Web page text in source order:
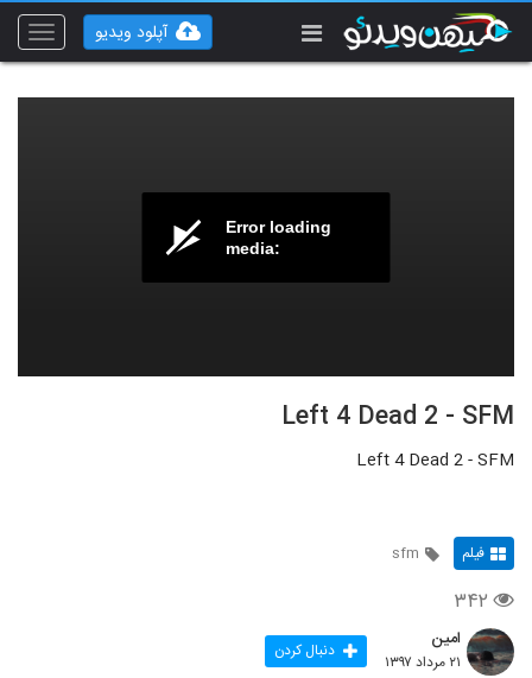
Toggle
آپلود ویدیو
Error loading
media:
Left 4 Dead 2 - SFM
Left 4 Dead 2 - SFM
فیلم sfm
۳۴۲
امین
۲۱ مرداد ۱۳۹۷ دنبال کردن